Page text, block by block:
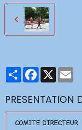
PartagerFacebook
X
PRESENTATION
COMITE DIRECTEUR